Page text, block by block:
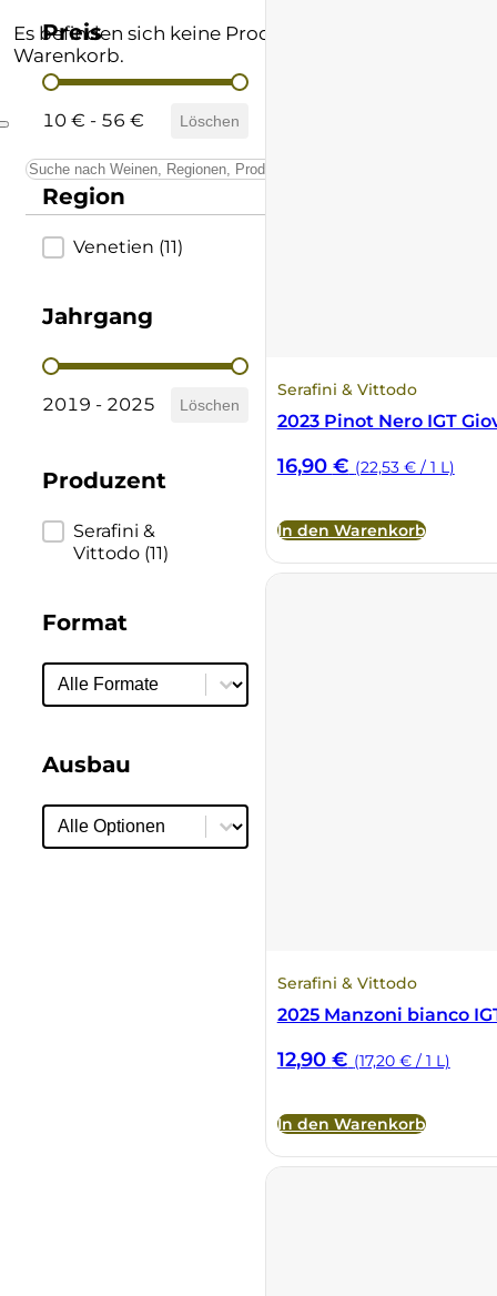
Es befinden sich keine Produkte im
Warenkorb.
Preis
Preis
10 € - 56 € Löschen
Region
Region
Venetien (11)
Jahrgang
Jahrgang
2019 - 2025 Löschen
Produzent
Produzent
Serafini &
Vittodo (11)
Format
Format
Format
Ausbau
Ausbau
Ausbau
Serafini & Vittodo
2023 Pinot Nero IGT
16,90 € (22,53 € / 1 L)
In den Warenkorb
Serafini & Vittodo
2025 Manzoni bianco
12,90 € (17,20 € / 1 L)
In den Warenkorb
Andere Formate
Prämierte Weine
Lombardei
Marken
Sardinien
Sizilien
Südtirol
Trentino
Toskana
Umbrien
Ulta
Supertuscan
Vino Nobile di Montepulciano